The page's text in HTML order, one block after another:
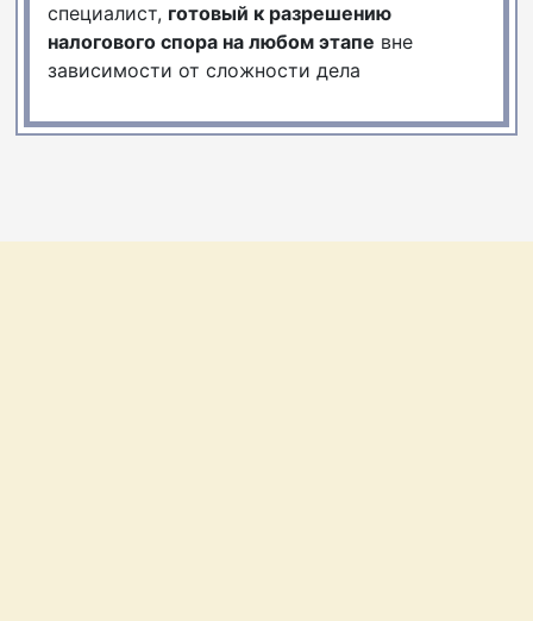
специалист, готовый к разрешению
налогового спора на любом этапе вне
зависимости от сложности дела